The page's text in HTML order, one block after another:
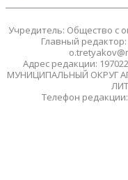
Учредитель: Общество с
Главный
Адрес редакции:
МУНИЦИПАЛЬНЫЙ ОКРУГ
Телефон редакции: